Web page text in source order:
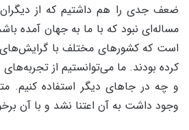
ضعف جدی را هم داشتیم که از دیگران
مساله‌ای نبود که با ما به جهان آمده
است که کشور‌های مختلف با
کرده بودند. ما می‌توانستیم از
و چه در جاهای دیگر استفاده کنیم.
وجود داشت به آن اعتنا نشد و با آن